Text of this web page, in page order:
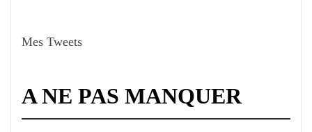
Mes Tweets
A NE PAS MANQUER